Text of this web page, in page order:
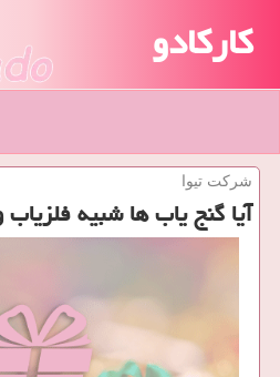
کارکادو
شركت تیوا
آیا گنج یاب ها شبیه